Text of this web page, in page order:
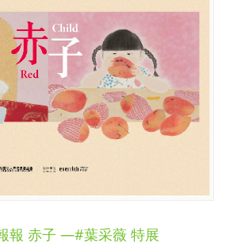
報 赤子 —#葉采薇 特展